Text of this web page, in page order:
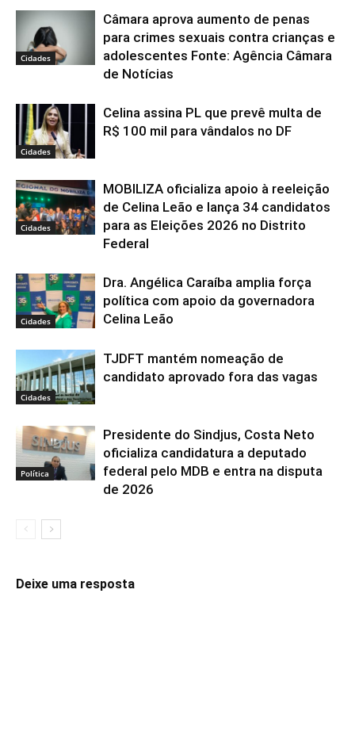
Cidades
Câmara aprova aumento de penas
para crimes sexuais contra crianças e
adolescentes Fonte: Agência Câmara
de Notícias
Cidades
Celina assina PL que prevê multa de
R$ 100 mil para vândalos no DF
Cidades
MOBILIZA oficializa apoio à reeleição
de Celina Leão e lança 34 candidatos
para as Eleições 2026 no Distrito
Federal
Cidades
Dra. Angélica Caraíba amplia força
política com apoio da governadora
Celina Leão
Cidades
TJDFT mantém nomeação de
candidato aprovado fora das vagas
Política
Presidente do Sindjus, Costa Neto
oficializa candidatura a deputado
federal pelo MDB e entra na disputa
de 2026
Deixe uma resposta